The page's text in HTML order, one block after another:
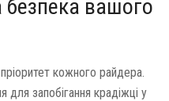
безпека вашого
кожного райдера.
для запобігання крадіжці у